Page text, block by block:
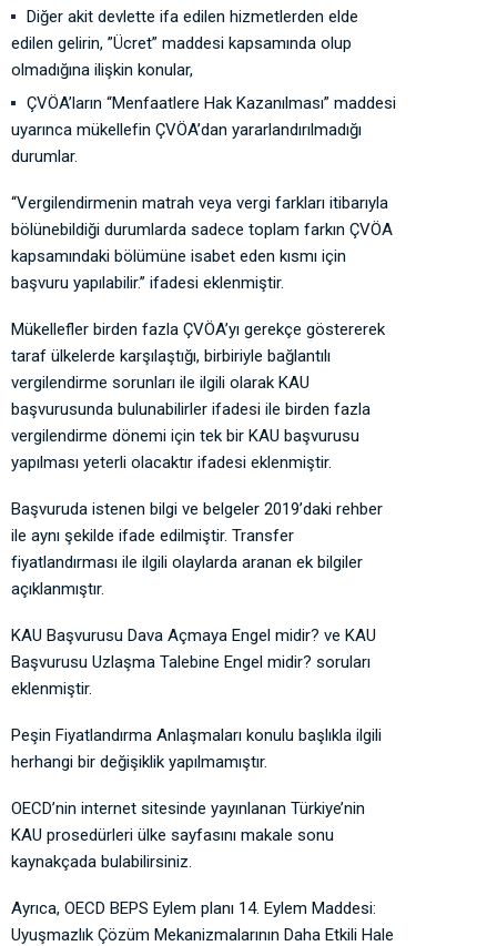
Diğer akit devlette ifa edilen hizmetlerden elde
edilen gelirin, ”Ücret” maddesi kapsamında olup
olmadığına ilişkin konular,
ÇVÖA’ların “Menfaatlere Hak Kazanılması” maddesi
uyarınca mükellefin ÇVÖA’dan yararlandırılmadığı
durumlar.
‘‘Vergilendirmenin matrah veya vergi farkları itibarıyla
bölünebildiği durumlarda sadece toplam farkın ÇVÖA
kapsamındaki bölümüne isabet eden kısmı için
başvuru yapılabilir.’’ ifadesi eklenmiştir.
Mükellefler birden fazla ÇVÖA’yı gerekçe göstererek
taraf ülkelerde karşılaştığı, birbiriyle bağlantılı
vergilendirme sorunları ile ilgili olarak KAU
başvurusunda bulunabilirler ifadesi ile birden fazla
vergilendirme dönemi için tek bir KAU başvurusu
yapılması yeterli olacaktır ifadesi eklenmiştir.
Başvuruda istenen bilgi ve belgeler 2019’daki rehber
ile aynı şekilde ifade edilmiştir. Transfer
fiyatlandırması ile ilgili olaylarda aranan ek bilgiler
açıklanmıştır.
KAU Başvurusu Dava Açmaya Engel midir? ve KAU
Başvurusu Uzlaşma Talebine Engel midir? soruları
eklenmiştir.
Peşin Fiyatlandırma Anlaşmaları konulu başlıkla ilgili
herhangi bir değişiklik yapılmamıştır.
OECD’nin internet sitesinde yayınlanan Türkiye’nin
KAU prosedürleri ülke sayfasını makale sonu
kaynakçada bulabilirsiniz.
Ayrıca, OECD BEPS Eylem planı 14. Eylem Maddesi:
Uyuşmazlık Çözüm Mekanizmalarının Daha Etkili Hale